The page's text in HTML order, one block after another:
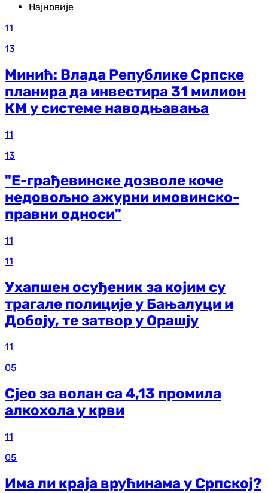
Најновије
11
13
Минић: Влада Републике Српске
планира да инвестира 31 милион
КМ у системе наводњавања
11
13
"Е-грађевинске дозволе коче
недовољно ажурни имовинско-
правни односи"
11
11
Ухапшен осуђеник за којим су
трагале полиције у Бањалуци и
Добоју, те затвор у Орашју
11
05
Сјео за волан са 4,13 промила
алкохола у крви
11
05
Има ли краја врућинама у Српској?